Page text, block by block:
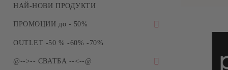
НАЙ-НОВИ ПРОДУКТИ
ПРОМОЦИИ до - 50%
ПРОМОЦИИ - Силиконови молдове и
OUTLET -50 % -60% -70%
@-->-- СВАТБА --<--@